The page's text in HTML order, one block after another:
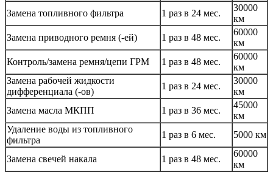
Замена топливного фильтра
1 раз в 24 мес.
30000
км
Замена приводного ремня (-ей)
1 раз в 48 мес.
60000
км
Контроль/замена ремня/цепи ГРМ
1 раз в 48 мес.
60000
км
Замена рабочей жидкости
дифференциала (-ов)
1 раз в 24 мес.
30000
км
Замена масла МКПП
1 раз в 36 мес.
45000
км
Удаление воды из топливного
фильтра
1 раз в 6 мес. 5000 км
Замена свечей накала 1 раз в 48 мес.
60000
км